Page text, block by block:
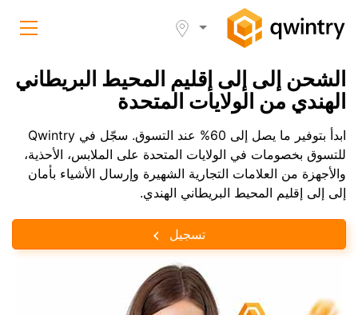
الشحن إلى إلى إقليم المحيط البريطاني
الهندي من الولايات المتحدة
ابدأ بتوفير ما يصل إلى 60% عند التسوق. سجّل في Qwintry
للتسوق بخصومات في الولايات المتحدة على الملابس، الأحذية،
والأجهزة من العلامات التجارية الشهيرة وإرسال الأشياء بأمان
إلى إلى إقليم المحيط البريطاني الهندي.
تسجيل